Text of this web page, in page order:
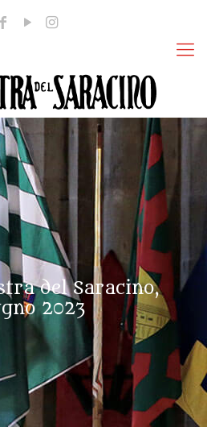
del Saracino,
2023